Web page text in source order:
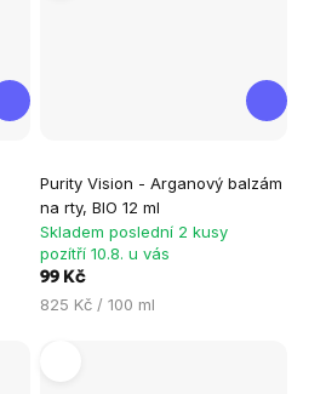
Purity Vision - Arganový balzám
na rty, BIO 12 ml
Skladem poslední 2 kusy
pozítří 10.8. u vás
99 Kč
Měrná
825 Kč / 100 ml